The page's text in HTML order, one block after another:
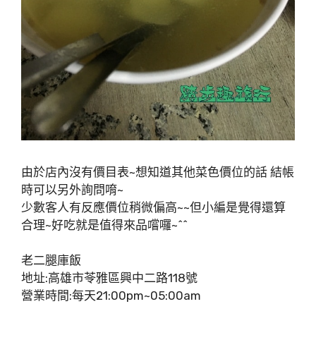
由於店內沒有價目表~想知道其他菜色價位的話 結帳
時可以另外詢問唷~
少數客人有反應價位稍微偏高~~但小編是覺得還算
合理~好吃就是值得來品嚐囉~^^
老二腿庫飯
地址:高雄市苓雅區興中二路118號
營業時間:每天21:00pm~05:00am